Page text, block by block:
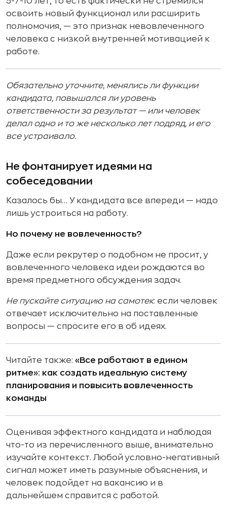
освоить новый функционал или расширить
полномочия, — это признак невовлеченного
человека с низкой внутренней мотивацией к
работе.
Обязательно уточните, менялись ли функции
кандидата, повышался ли уровень
ответственности за результат — или человек
делал одно и то же несколько лет подряд, и его
все устраивало.
Не фонтанирует идеями на
собеседовании
Казалось бы… У кандидата все впереди — надо
лишь устроиться на работу.
Но почему не вовлеченность?
Даже если рекрутер о подобном не просит, у
вовлеченного человека идеи рождаются во
время предметного обсуждения задач.
Не пускайте ситуацию на самотек: если человек
отвечает исключительно на поставленные
вопросы — спросите его в об идеях.
Читайте также: «Все работают в едином
ритме»: как создать идеальную систему
планирования и повысить вовлеченность
команды
Оценивая эффектного кандидата и наблюдая
что-то из перечисленного выше, внимательно
изучайте контекст. Любой условно-негативный
сигнал может иметь разумные объяснения, и
человек подойдет на вакансию и в
дальнейшем справится с работой.